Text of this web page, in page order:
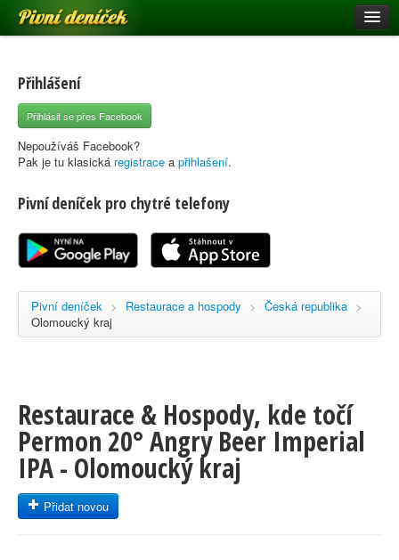
Pivní deníček
Pivní mapa
Pivní značky
Nápověda
Registrace
Přihlášení
Přihlásit se přes Facebook
Nepoužíváš Facebook?
Pak je tu klasická registrace a přihlašení.
Pivní deníček pro chytré telefony
Pivní deníček > Restaurace a hospody > Česká republika >
Olomoucký kraj
Restaurace & Hospody, kde točí
Permon 20° Angry Beer Imperial
IPA - Olomoucký kraj
Přidat novou